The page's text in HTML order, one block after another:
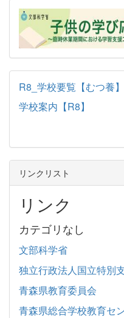
R8_学校要覧【むつ養】
学校案内【R8】
リンクリスト
リンク
カテゴリなし
文部科学省
独立行政法人国立特別
青森県教育委員会
青森県総合学校教育セ